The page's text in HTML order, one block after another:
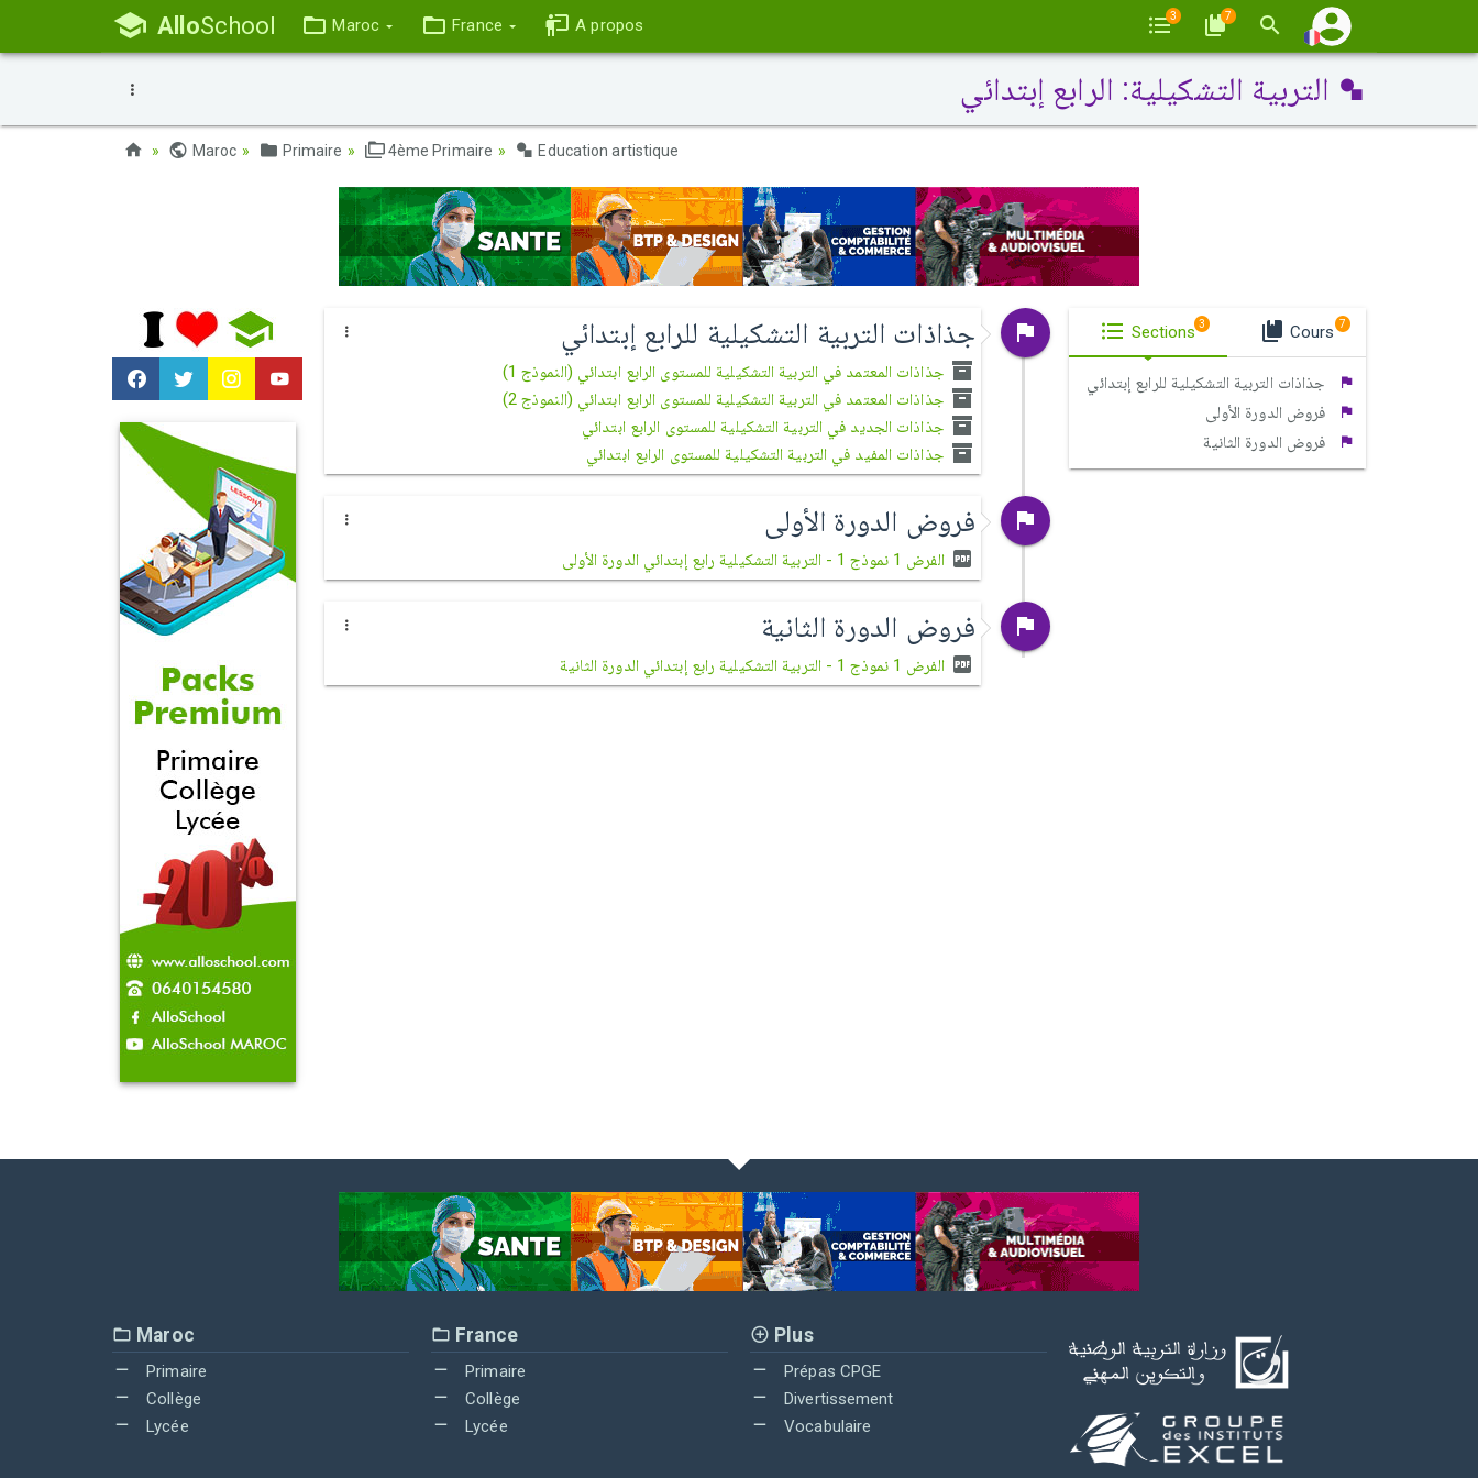
AlloSchool Maroc France A propos 3 7
التربية التشكيلية: الرابع إبتدائي
Maroc Primaire 4ème Primaire Education artistique
جذاذات التربية التشكيلية للرابع إبتدائي
جذاذات المعتمد في التربية التشكيلية للمستوى الرابع ابتدائي (النموذج 1)
جذاذات المعتمد في التربية التشكيلية للمستوى الرابع ابتدائي (النموذج 2)
جذاذات الجديد في التربية التشكيلية للمستوى الرابع ابتدائي
جذاذات المفيد في التربية التشكيلية للمستوى الرابع ابتدائي
فروض الدورة الأولى
الفرض 1 نموذج 1 - التربية التشكيلية رابع إبتدائي الدورة الأولى
فروض الدورة الثانية
الفرض 1 نموذج 1 - التربية التشكيلية رابع إبتدائي الدورة الثانية
Sections 3 Cours 7
جذاذات التربية التشكيلية للرابع إبتدائي
فروض الدورة الأولى
فروض الدورة الثانية
Maroc
Primaire
Collège
Lycée
France
Primaire
Collège
Lycée
Plus
Prépas CPGE
Divertissement
Vocabulaire